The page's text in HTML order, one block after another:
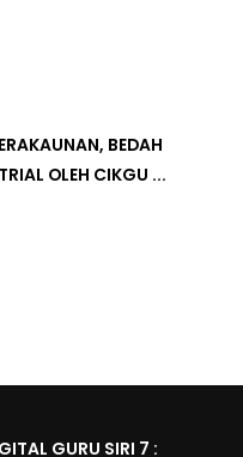
BEDAH
OLEH CIKGU ...
GURU SIRI 7 :